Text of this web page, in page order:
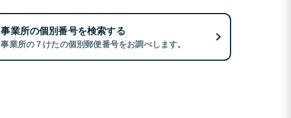
事業所の個別番号を検索する
事業所の７けたの個別郵便番号をお調べします。